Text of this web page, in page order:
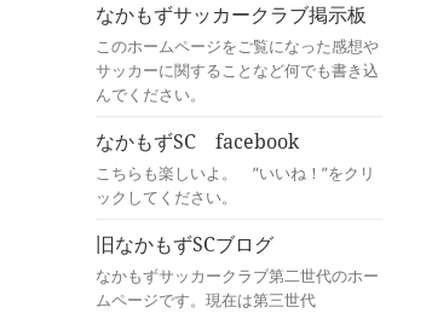
なかもずサッカークラブ掲示板
このホームページをご覧になった感想や
サッカーに関することなど何でも書き込
んでください。
なかもずSC facebook
こちらも楽しいよ。 ”いいね！”をクリ
ックしてください。
旧なかもずSCブログ
なかもずサッカークラブ第二世代のホー
ムページです。現在は第三世代